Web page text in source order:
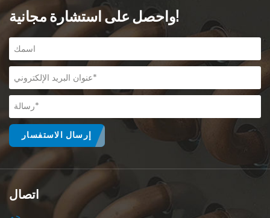
واحصل على استشارة مجانية!
إرسال الاستفسار
اتصال